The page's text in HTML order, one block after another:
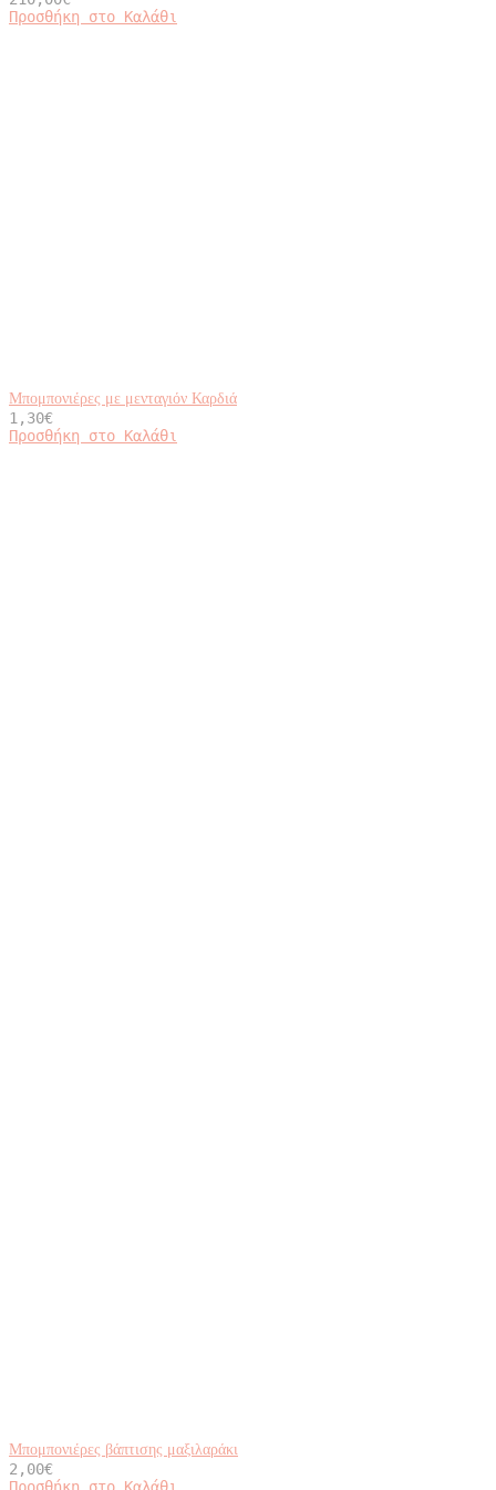
Προσθήκη στο Καλάθι
Μπομπονιέρες με μενταγιόν Καρδιά
1,30€
Προσθήκη στο Καλάθι
Μπομπονιέρες βάπτισης μαξιλαράκι
2,00€